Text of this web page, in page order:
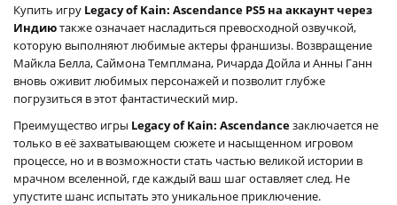
Купить игру Legacy of Kain: Ascendance PS5 на аккаунт через
Индиютакже означает насладиться превосходной озвучкой,
которую выполняют любимые актеры франшизы. Возвращение
Майкла Белла, Саймона Темплмана, Ричарда Дойла и Анны Ганн
вновь оживит любимых персонажей и позволит глубже
погрузиться в этот фантастический мир.
Преимущество игры Legacy of Kain: Ascendanceзаключается не
только в её захватывающем сюжете и насыщенном игровом
процессе, но и в возможности стать частью великой истории в
мрачном вселенной, где каждый ваш шаг оставляет след. Не
упустите шанс испытать это уникальное приключение.